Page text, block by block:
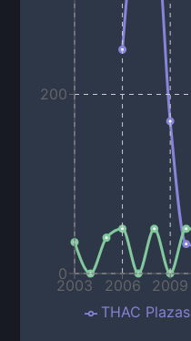
2003 2006 2009
0
200
THAC Plazas